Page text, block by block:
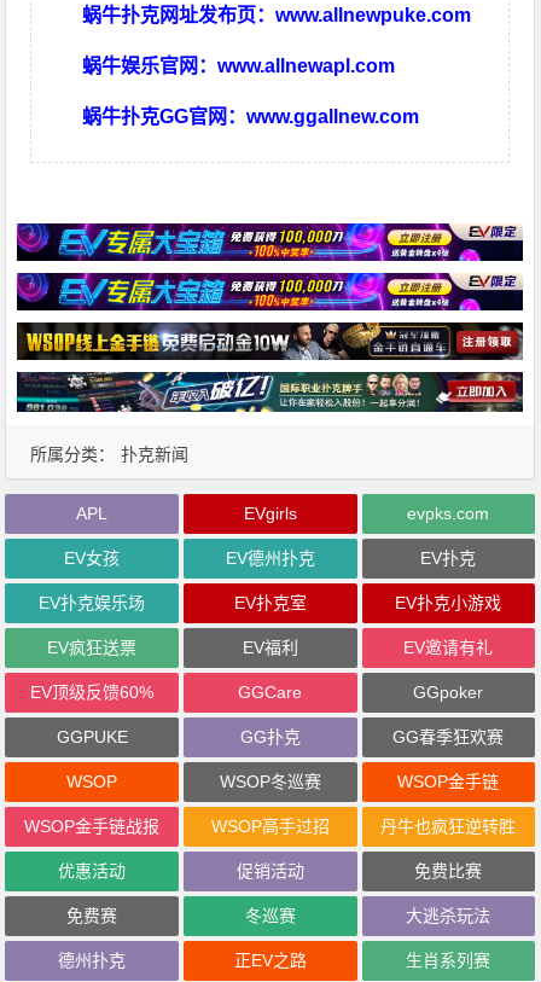
蜗牛扑克网址发布页：www.allnewpuke.com
蜗牛娱乐官网：www.allnewapl.com
蜗牛扑克GG官网：www.ggallnew.com
所属分类： 扑克新闻
APL EVgirls evpks.com
EV女孩 EV德州扑克 EV扑克
EV扑克娱乐场 EV扑克室 EV扑克小游戏
EV疯狂送票 EV福利 EV邀请有礼
EV顶级反馈60% GGCare GGpoker
GGPUKE GG扑克 GG春季狂欢赛
WSOP WSOP冬巡赛 WSOP金手链
WSOP金手链战报 WSOP高手过招 丹牛也疯狂逆转胜
优惠活动 促销活动 免费比赛
免费赛 冬巡赛 大逃杀玩法
德州扑克 正EV之路 生肖系列赛